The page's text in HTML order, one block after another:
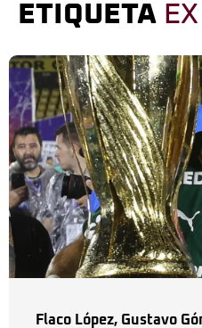
ETIQUETA
Flaco López, Gustavo